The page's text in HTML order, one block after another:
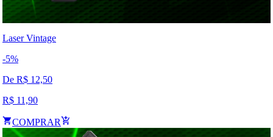
Laser Vintage
-5%
De R$ 12,50
R$ 11,90
COMPRAR